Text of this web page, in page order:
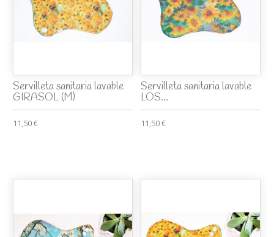
Servilleta sanitaria lavable
GIRASOL (M)
11,50 €
Servilleta sanitaria lavable
LOS...
11,50 €